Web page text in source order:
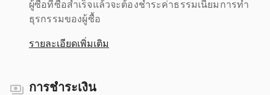
ผู้ซื้อที่ซื้อสำเร็จแล้วจะต้องชำระค่าธรรมเนียมการทำ
ธุรกรรมของผู้ซื้อ
รายละเอียดเพิ่มเติม
การชำระเงิน